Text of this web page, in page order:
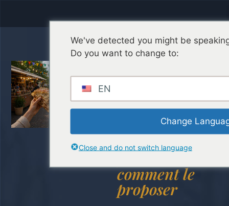
Street food et
estivaux,
comment
saisir
l'opportunité
: ce qui
fonctionne et
comment le
proposer
We've detected you might be
Do you want to change to:
EN
Change
Close and do not switch language